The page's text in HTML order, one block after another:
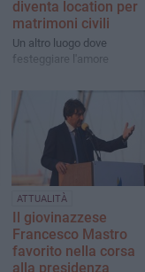
diventa location per
matrimoni civili
Un altro luogo dove
festeggiare l'amore
ATTUALITÀ
Il giovinazzese
Francesco Mastro
favorito nella corsa
alla presidenza